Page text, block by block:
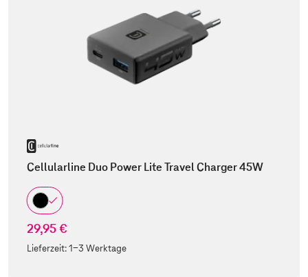
Cellularline Duo Power Lite Travel Charger 45W
29,95 €
Lieferzeit:1-3 Werktage